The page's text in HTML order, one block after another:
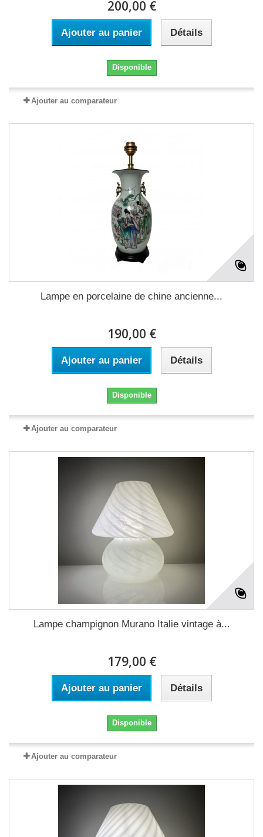
200,00 €
Ajouter au panier Détails
Disponible
Ajouter au comparateur
Lampe en porcelaine de chine ancienne...
190,00 €
Ajouter au panier Détails
Disponible
Ajouter au comparateur
Lampe champignon Murano Italie vintage à...
179,00 €
Ajouter au panier Détails
Disponible
Ajouter au comparateur